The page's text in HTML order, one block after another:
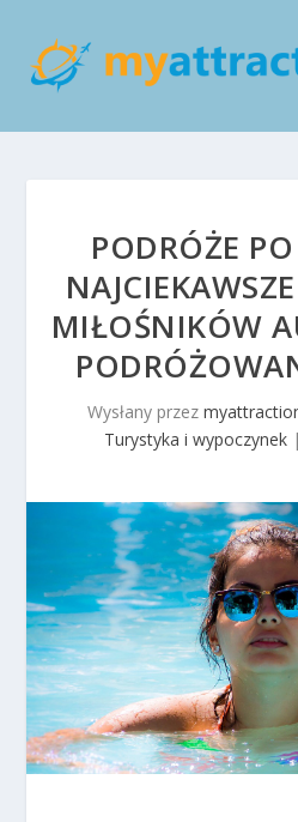
PODRÓŻE
MIŁOŚNIKÓW
Wysłany przez
Turystyka i wypoczynek|